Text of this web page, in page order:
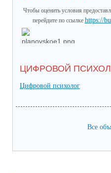
Чтобы оценить условия
перейдите по ссылке https://
ЦИФРОВОЙ
Цифровой психолог
Все